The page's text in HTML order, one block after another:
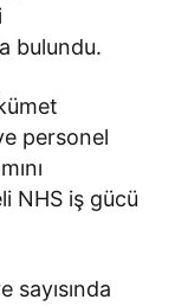
bulundu.
personel
NHS iş gücü
sayısında